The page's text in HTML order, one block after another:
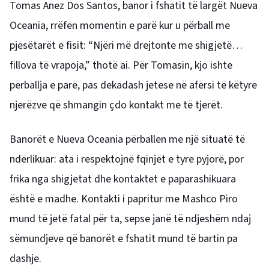
Tomas Anez Dos Santos, banor i fshatit të largët Nueva
Oceania, rrëfen momentin e parë kur u përball me
pjesëtarët e fisit: “Njëri më drejtonte me shigjetë…
fillova të vrapoja,” thotë ai. Për Tomasin, kjo ishte
përballja e parë, pas dekadash jetese në afërsi të këtyre
njerëzve që shmangin çdo kontakt me të tjerët.
Banorët e Nueva Oceania përballen me një situatë të
ndërlikuar: ata i respektojnë fqinjët e tyre pyjorë, por
frika nga shigjetat dhe kontaktet e paparashikuara
është e madhe. Kontakti i papritur me Mashco Piro
mund të jetë fatal për ta, sepse janë të ndjeshëm ndaj
sëmundjeve që banorët e fshatit mund të bartin pa
dashje.